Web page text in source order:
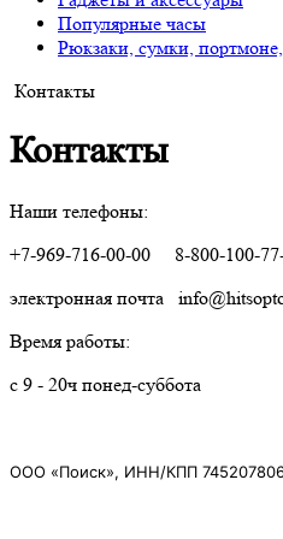
Популярные часы
Рюкзаки, сумки,
Контакты
Контакты
Наши телефоны:
+7-969-716-00-00 8-800-100-
электронная почта
Время работы:
с 9 - 20ч понед-суббота
ООО «Поиск», ИНН/КПП